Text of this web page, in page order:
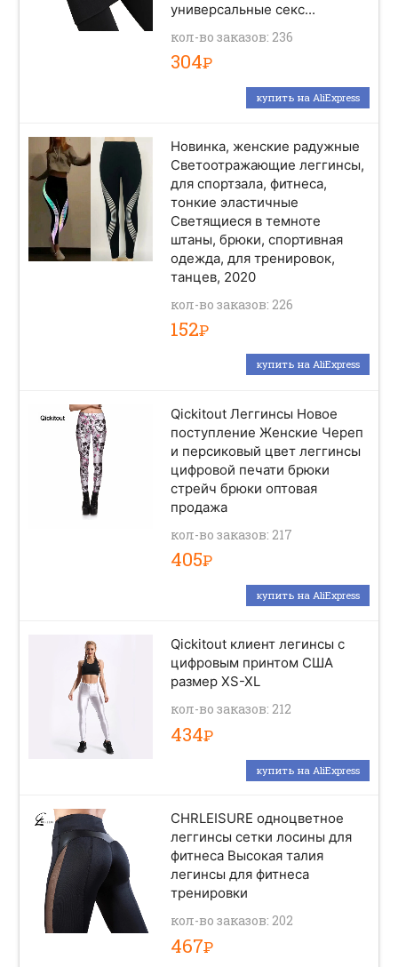
универсальные секс...
кол-во заказов: 236
304Р
купить на AliExpress
Новинка, женские радужные
Светоотражающие леггинсы,
для спортзала, фитнеса,
тонкие эластичные
Светящиеся в темноте
штаны, брюки, спортивная
одежда, для тренировок,
танцев, 2020
кол-во заказов: 226
152Р
купить на AliExpress
Qickitout Леггинсы Новое
поступление Женские Череп
и персиковый цвет леггинсы
цифровой печати брюки
стрейч брюки оптовая
продажа
кол-во заказов: 217
405Р
купить на AliExpress
Qickitout клиент легинсы с
цифровым принтом США
размер XS-XL
кол-во заказов: 212
434Р
купить на AliExpress
CHRLEISURE одноцветное
леггинсы сетки лосины для
фитнеса Высокая талия
легинсы для фитнеса
тренировки
кол-во заказов: 202
467Р